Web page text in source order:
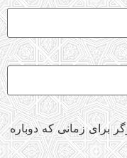
برای زمانی که دوباره